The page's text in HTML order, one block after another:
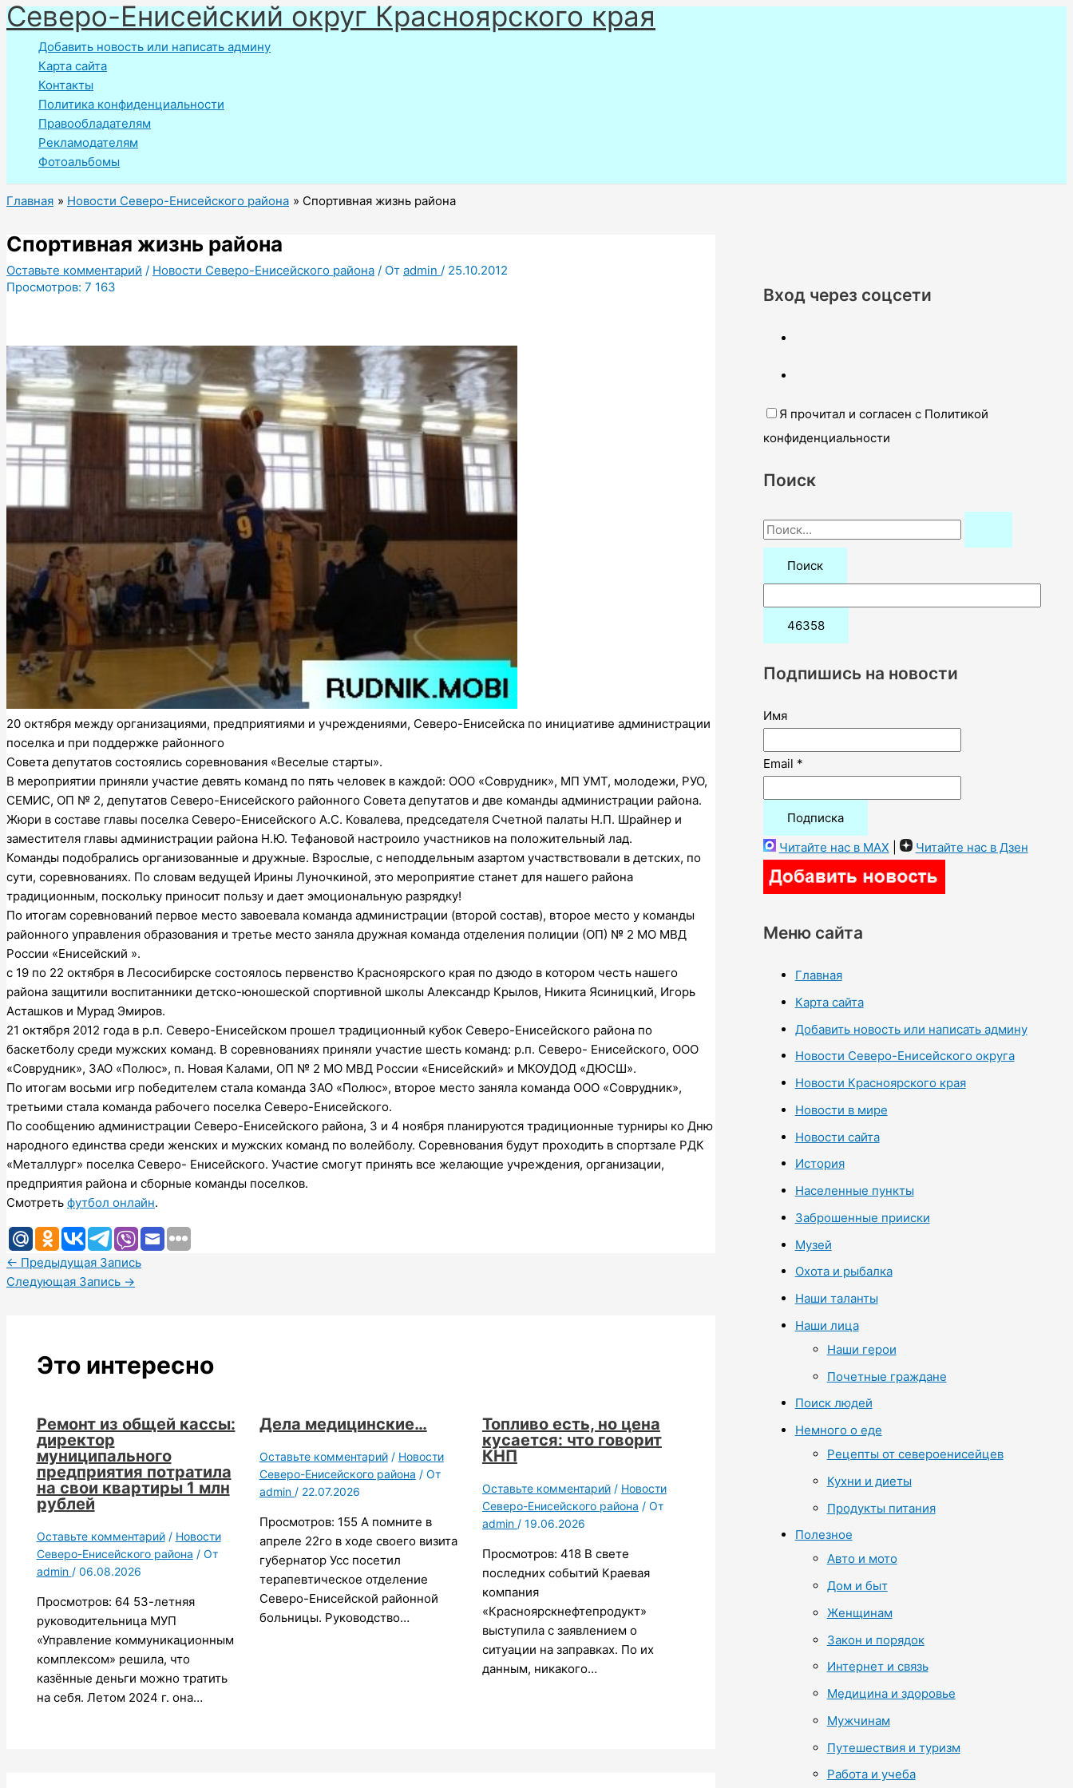
Перейти
к
содержимому
Северо-Енисейский округ Красноярского края
Добавить новость или написать админу
Карта сайта
Контакты
Политика конфиденциальности
Правообладателям
Рекламодателям
Фотоальбомы
Главная Новости Северо-Енисейского района Спортивная жизнь района
Спортивная жизнь района
Оставьте комментарий / Новости Северо-Енисейского района / От admin / 25.10.2012
Просмотров: 7 163
20 октября между организациями, предприятиями и учреждениями, Северо-Енисейска по инициативе администрации
поселка и при поддержке районного
Совета депутатов состоялись соревнования «Веселые старты».
В мероприятии приняли участие девять команд по пять человек в каждой: ООО «Соврудник», МП УМТ, молодежи, РУО,
СЕМИС, ОП № 2, депутатов Северо-Енисейского районного Совета депутатов и две команды администрации района.
Жюри в составе главы поселка Северо-Енисейского А.С. Ковалева, председателя Счетной палаты Н.П. Шрайнер и
заместителя главы администрации района Н.Ю. Тефановой настроило участников на положительный лад.
Команды подобрались организованные и дружные. Взрослые, с неподдельным азартом участвствовали в детских, по
сути, соревнованиях. По словам ведущей Ирины Луночкиной, это мероприятие станет для нашего района
традиционным, поскольку приносит пользу и дает эмоциональную разрядку!
По итогам соревнований первое место завоевала команда администрации (второй состав), второе место у команды
районного управления образования и третье место заняла дружная команда отделения полиции (ОП) № 2 МО МВД
России «Енисейский ».
с 19 по 22 октября в Лесосибирске состоялось первенство Красноярского края по дзюдо в котором честь нашего
района защитили воспитанники детско-юношеской спортивной школы Александр Крылов, Никита Ясиницкий, Игорь
Асташков и Мурад Эмиров.
21 октября 2012 года в р.п. Северо-Енисейском прошел традиционный кубок Северо-Енисейского района по
баскетболу среди мужских команд. В соревнованиях приняли участие шесть команд: р.п. Северо- Енисейского, ООО
«Соврудник», ЗАО «Полюс», п. Новая Калами, ОП № 2 МО МВД России «Енисейский» и МКОУДОД «ДЮСШ».
По итогам восьми игр победителем стала команда ЗАО «Полюс», второе место заняла команда ООО «Соврудник»,
третьими стала команда рабочего поселка Северо-Енисейского.
По сообщению администрации Северо-Енисейского района, 3 и 4 ноября планируются традиционные турниры ко Дню
народного единства среди женских и мужских команд по волейболу. Соревнования будут проходить в спортзале РДК
«Металлург» поселка Северо- Енисейского. Участие смогут принять все желающие учреждения, организации,
предприятия района и сборные команды поселков.
Смотреть футбол онлайн.
← Предыдущая Запись
Следующая Запись →
Это интересно
Ремонт из общей кассы:
директор
муниципального
предприятия потратила
на свои квартиры 1 млн
рублей
Оставьте комментарий / Новости
Северо-Енисейского района / От
admin / 06.08.2026
Просмотров: 64 53-летняя
руководительница МУП
«Управление коммуникационным
комплексом» решила, что
казённые деньги можно тратить
на себя. Летом 2024 г. она…
Дела медицинские…
Оставьте комментарий / Новости
Северо-Енисейского района / От
admin / 22.07.2026
Просмотров: 155 А помните в
апреле 22го в ходе своего визита
губернатор Усс посетил
терапевтическое отделение
Северо-Енисейской районной
больницы. Руководство…
Топливо есть, но цена
кусается: что говорит
КНП
Оставьте комментарий / Новости
Северо-Енисейского района / От
admin / 19.06.2026
Просмотров: 418 В свете
последних событий Краевая
компания
«Красноярскнефтепродукт»
выступила с заявлением о
ситуации на заправках. По их
данным, никакого…
Вход через соцсети
Я прочитал и согласен с Политикой
конфиденциальности
Поиск
П
о
:
Подпишись на новости
Имя
Email *
Читайте нас в MAX Читайте нас в Дзен
Меню сайта
Главная
Карта сайта
Добавить новость или написать админу
Новости Северо-Енисейского округа
Новости Красноярского края
Новости в мире
Новости сайта
История
Населенные пункты
Заброшенные прииски
Музей
Охота и рыбалка
Наши таланты
Наши лица
Наши герои
Почетные граждане
Поиск людей
Немного о еде
Рецепты от североенисейцев
Кухни и диеты
Продукты питания
Полезное
Авто и мото
Дом и быт
Женщинам
Закон и порядок
Интернет и связь
Медицина и здоровье
Мужчинам
Путешествия и туризм
Работа и учеба